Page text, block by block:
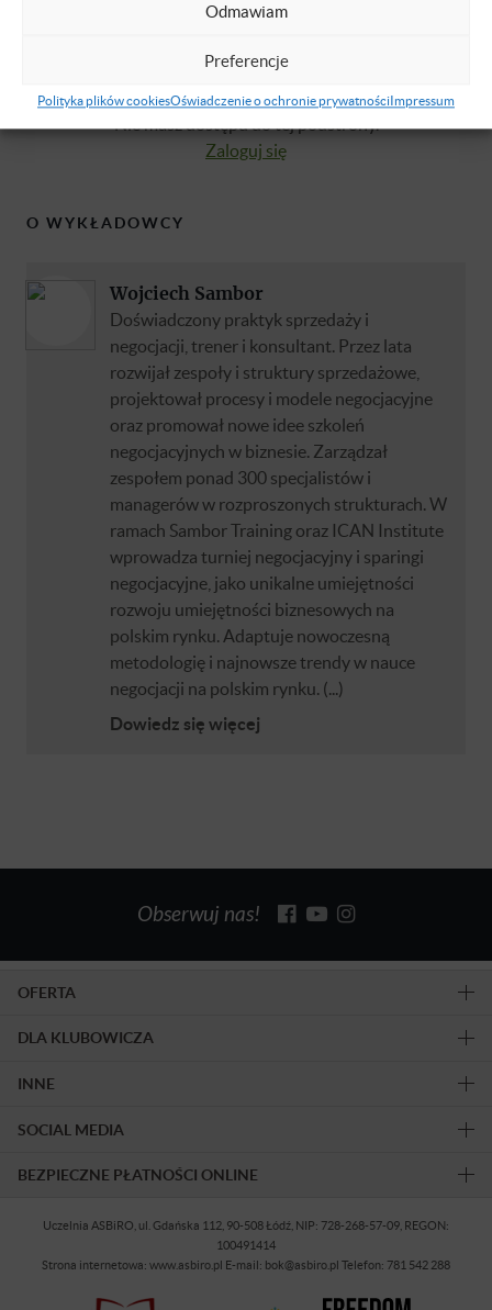
Odmawiam
Preferencje
Polityka plików cookiesOświadczenie o ochronie prywatnościImpressum
Zaloguj się
O WYKŁADOWCY
Wojciech Sambor
Doświadczony praktyk sprzedaży i
negocjacji, trener i konsultant. Przez lata
rozwijał zespoły i struktury sprzedażowe,
projektował procesy i modele negocjacyjne
oraz promował nowe idee szkoleń
negocjacyjnych w biznesie. Zarządzał
zespołem ponad 300 specjalistów i
managerów w rozproszonych strukturach. W
ramach Sambor Training oraz ICAN Institute
wprowadza turniej negocjacyjny i sparingi
negocjacyjne, jako unikalne umiejętności
rozwoju umiejętności biznesowych na
polskim rynku. Adaptuje nowoczesną
metodologię i najnowsze trendy w nauce
negocjacji na polskim rynku. (...)
Dowiedz się więcej
Obserwuj nas!
OFERTA
DLA KLUBOWICZA
INNE
SOCIAL MEDIA
BEZPIECZNE PŁATNOŚCI ONLINE
Uczelnia ASBiRO, ul. Gdańska 112, 90-508 Łódź, NIP: 728-268-57-09, REGON:
100491414
Strona internetowa: www.asbiro.pl E-mail: bok@asbiro.pl Telefon: 781 542 288